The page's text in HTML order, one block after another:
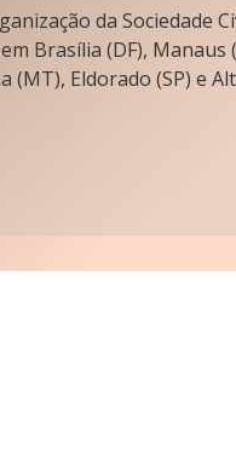
da Sociedade
Brasília (DF), Manaus
(MT), Eldorado (SP) e